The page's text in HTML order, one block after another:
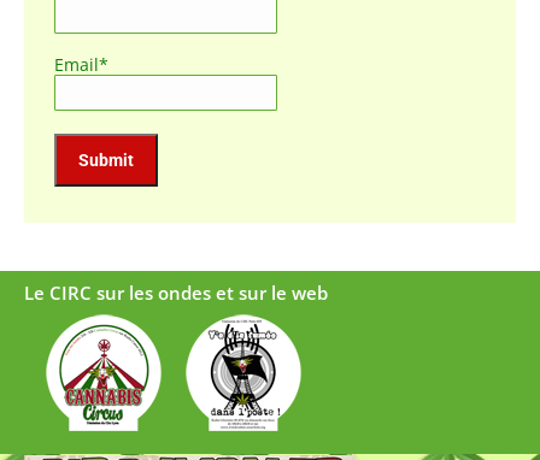
Email*
Le CIRC sur les ondes et sur le web